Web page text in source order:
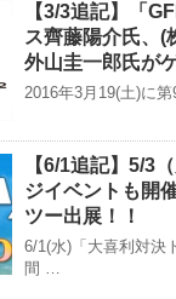
【3/3追記】「
ス齊藤陽介氏、(
外山圭一郎氏が
2016年3月19(土)に
【6/1追記】5/3
ジイベントも開
ツー出展！！
6/1(水)「大喜利対決
間 …